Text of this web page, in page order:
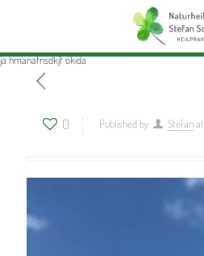
ja hmanafnsdkjf okida
0 Published by Stefanat